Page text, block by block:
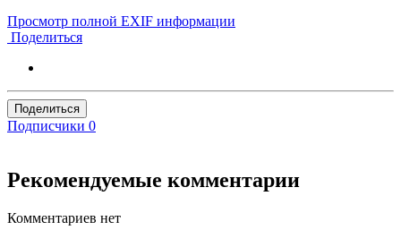
Просмотр полной EXIF информации
Поделиться
Поделиться
Подписчики 0
Рекомендуемые комментарии
Комментариев нет